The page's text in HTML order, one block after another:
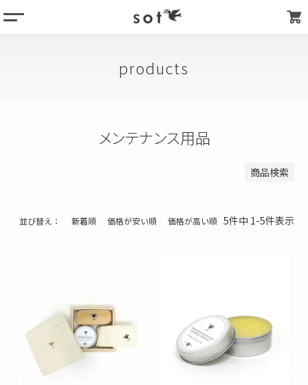
products
products
メンテナンス用品
商品検索
検索
並び替え 新着順 価格が安い順 価格が高い順 5件中 1-5件表示